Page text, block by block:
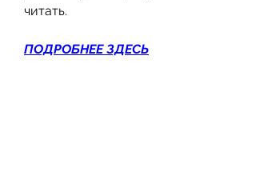
читать.
ПОДРОБНЕЕ ЗДЕСЬ